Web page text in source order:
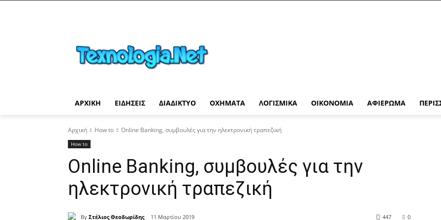
ΑΡΧΙΚΉ ΕΙΔΉΣΕΙΣ ΔΙΑΔΊΚΤΥΟ ΟΧΉΜΑΤΑ ΛΟΓΙΣΜΙΚΆ ΟΙΚΟΝΟΜΊΑ ΑΦΙΈΡΩΜΑ
Αρχική How to Online Banking, συμβουλές για την ηλεκτρονική τραπεζική
How to
Online Banking, συμβουλές για την
ηλεκτρονική τραπεζική
By Στέλιος Θεοδωρίδης 11 Μαρτίου 2019 0
447